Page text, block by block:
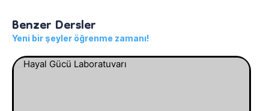
Benzer Dersler
Yeni bir şeyler öğrenme zamanı!